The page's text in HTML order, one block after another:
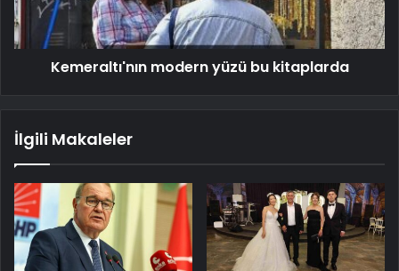
Kemeraltı'nın modern yüzü bu kitaplarda
İlgili Makaleler